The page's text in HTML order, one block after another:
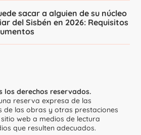
sacar a alguien de su núcleo
del Sisbén en 2026: Requisitos
los derechos reservados.
reserva expresa de las
de las obras y otras prestaciones
web a medios de lectura
que resulten adecuados.